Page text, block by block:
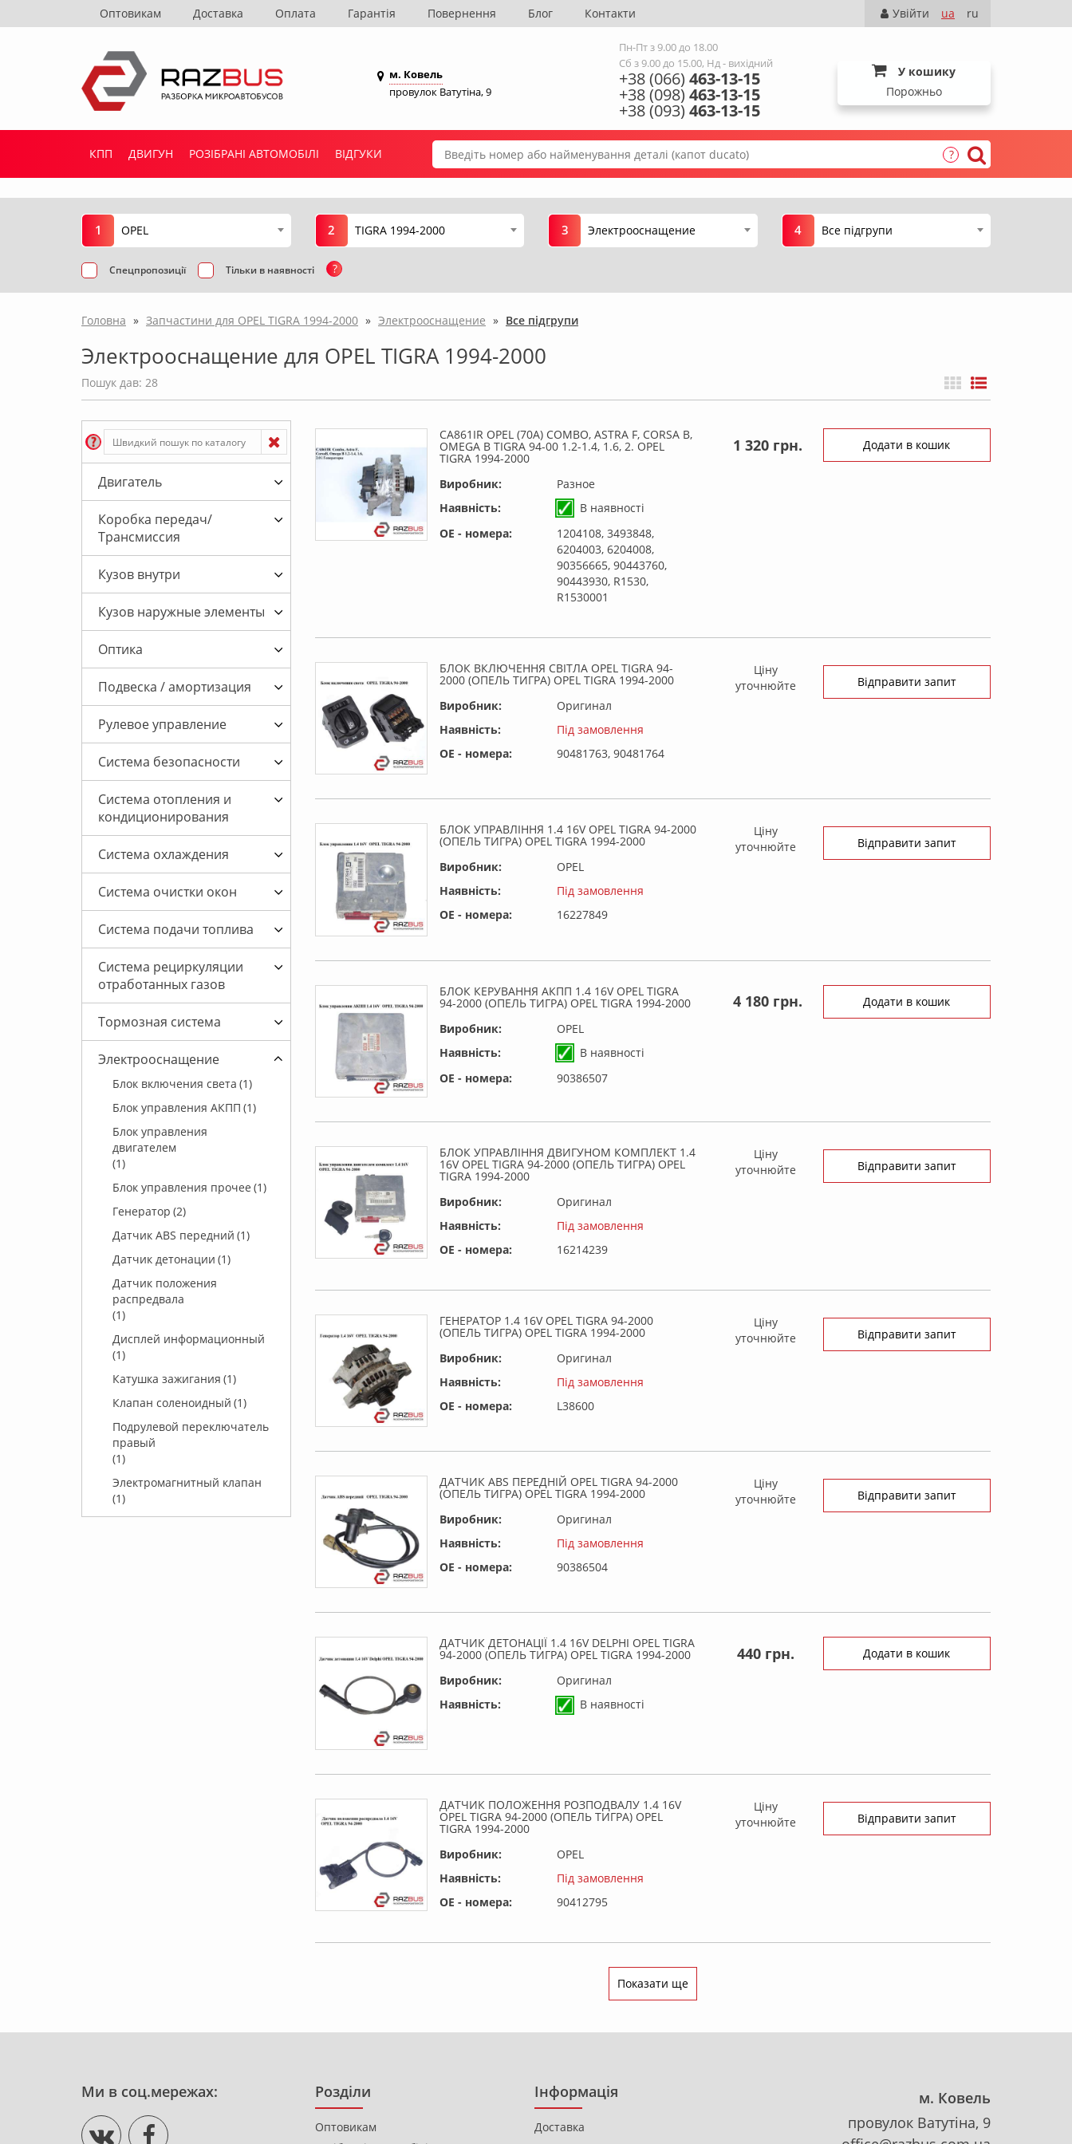
Оптовикам Доставка Оплата Гарантія Повернення Блог Контакти ru
ua
Увійти
м. Ковель
провулок Ватутіна, 9
Пн-Пт з 9.00 до 18.00
Сб з 9.00 до 15.00, Нд - вихідний
+38 (066)463-13-15
+38 (098)463-13-15
+38 (093)463-13-15
У кошику
Порожньо
КПП ДВИГУН РОЗІБРАНІ АВТОМОБІЛІ ВІДГУКИ ?
1 OPEL 2 TIGRA 1994-2000 3 Электрооснащение 4 Все підгрупи
Спецпропозиції Тільки в наявності ?
Головна » Запчастини для OPEL TIGRA 1994-2000 » Электрооснащение » Все підгрупи
Электрооснащение для OPEL TIGRA 1994-2000
Пошук дав: 28
Двигатель
Коробка передач/
Трансмиссия
Кузов внутри
Кузов наружные элементы
Оптика
Подвеска / амортизация
Рулевое управление
Система безопасности
Система отопления и
кондиционирования
Система охлаждения
Система очистки окон
Система подачи топлива
Система рециркуляции
отработанных газов
Тормозная система
Электрооснащение
Блок включения света (1)
Блок управления АКПП (1)
Блок управления
двигателем
(1)
Блок управления прочее (1)
Генератор (2)
Датчик ABS передний (1)
Датчик детонации (1)
Датчик положения
распредвала
(1)
Дисплей информационный
(1)
Катушка зажигания (1)
Клапан соленоидный (1)
Подрулевой переключатель
правый
(1)
Электромагнитный клапан
(1)
CA861IR OPEL (70A) COMBO, ASTRA F, CORSA B,
OMEGA B TIGRA 94-00 1.2-1.4, 1.6, 2. OPEL
TIGRA 1994-2000
Виробник:
Разное
Наявність:
В наявності
OE - номера:
1204108, 3493848,
6204003, 6204008,
90356665, 90443760,
90443930, R1530,
R1530001
1 320 грн. Додати в кошик
БЛОК ВКЛЮЧЕННЯ СВІТЛА OPEL TIGRA 94-
2000 (ОПЕЛЬ ТИГРА) OPEL TIGRA 1994-2000
Виробник:
Оригинал
Наявність:
Під замовлення
OE - номера:
90481763, 90481764
Ціну
уточнюйте
Відправити запит
БЛОК УПРАВЛІННЯ 1.4 16V OPEL TIGRA 94-2000
(ОПЕЛЬ ТИГРА) OPEL TIGRA 1994-2000
Виробник:
OPEL
Наявність:
Під замовлення
OE - номера:
16227849
Ціну
уточнюйте
Відправити запит
БЛОК КЕРУВАННЯ АКПП 1.4 16V OPEL TIGRA
94-2000 (ОПЕЛЬ ТИГРА) OPEL TIGRA 1994-2000
Виробник:
OPEL
Наявність:
В наявності
OE - номера:
90386507
4 180 грн. Додати в кошик
БЛОК УПРАВЛІННЯ ДВИГУНОМ КОМПЛЕКТ 1.4
16V OPEL TIGRA 94-2000 (ОПЕЛЬ ТИГРА) OPEL
TIGRA 1994-2000
Виробник:
Оригинал
Наявність:
Під замовлення
OE - номера:
16214239
Ціну
уточнюйте
Відправити запит
ГЕНЕРАТОР 1.4 16V OPEL TIGRA 94-2000
(ОПЕЛЬ ТИГРА) OPEL TIGRA 1994-2000
Виробник:
Оригинал
Наявність:
Під замовлення
OE - номера:
L38600
Ціну
уточнюйте
Відправити запит
ДАТЧИК ABS ПЕРЕДНІЙ OPEL TIGRA 94-2000
(ОПЕЛЬ ТИГРА) OPEL TIGRA 1994-2000
Виробник:
Оригинал
Наявність:
Під замовлення
OE - номера:
90386504
Ціну
уточнюйте
Відправити запит
ДАТЧИК ДЕТОНАЦІЇ 1.4 16V DELPHI OPEL TIGRA
94-2000 (ОПЕЛЬ ТИГРА) OPEL TIGRA 1994-2000
Виробник:
Оригинал
Наявність:
В наявності
440 грн. Додати в кошик
ДАТЧИК ПОЛОЖЕННЯ РОЗПОДВАЛУ 1.4 16V
OPEL TIGRA 94-2000 (ОПЕЛЬ ТИГРА) OPEL
TIGRA 1994-2000
Виробник:
OPEL
Наявність:
Під замовлення
OE - номера:
90412795
Ціну
уточнюйте
Відправити запит
Показати ще
Ми в соц.мережах: Розділи
Оптовикам
Інформація
Доставка
м. Ковель
провулок Ватутіна, 9